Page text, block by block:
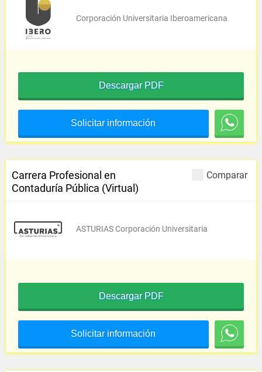
Corporación Universitaria Iberoamericana
Descargar PDF
Solicitar información
Comparar
Carrera Profesional en
Contaduría Pública (Virtual)
ASTURIAS Corporación Universitaria
Descargar PDF
Solicitar información